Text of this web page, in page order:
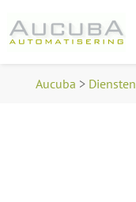
Aucuba > Diensten